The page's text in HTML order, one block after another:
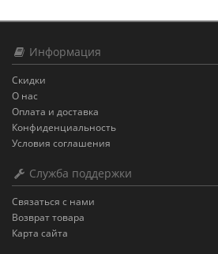
Информация
Скидки
О нас
Оплата и доставка
Конфиденциальность
Условия соглашения
Служба поддержки
Связаться с нами
Возврат товара
Карта сайта